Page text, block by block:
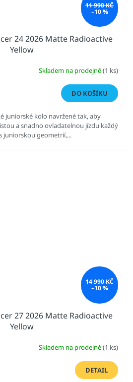
11 990 KČ
–10 %
24 2026 Matte Radioactive
Yellow
Skladem na prodejně(1 ks)
DO KOŠÍKU
juniorské kolo navržené tak, aby
a snadno ovladatelnou jízdu každý
juniorskou geometrií,...
14 990 KČ
–10 %
27 2026 Matte Radioactive
Yellow
Skladem na prodejně(1 ks)
DETAIL